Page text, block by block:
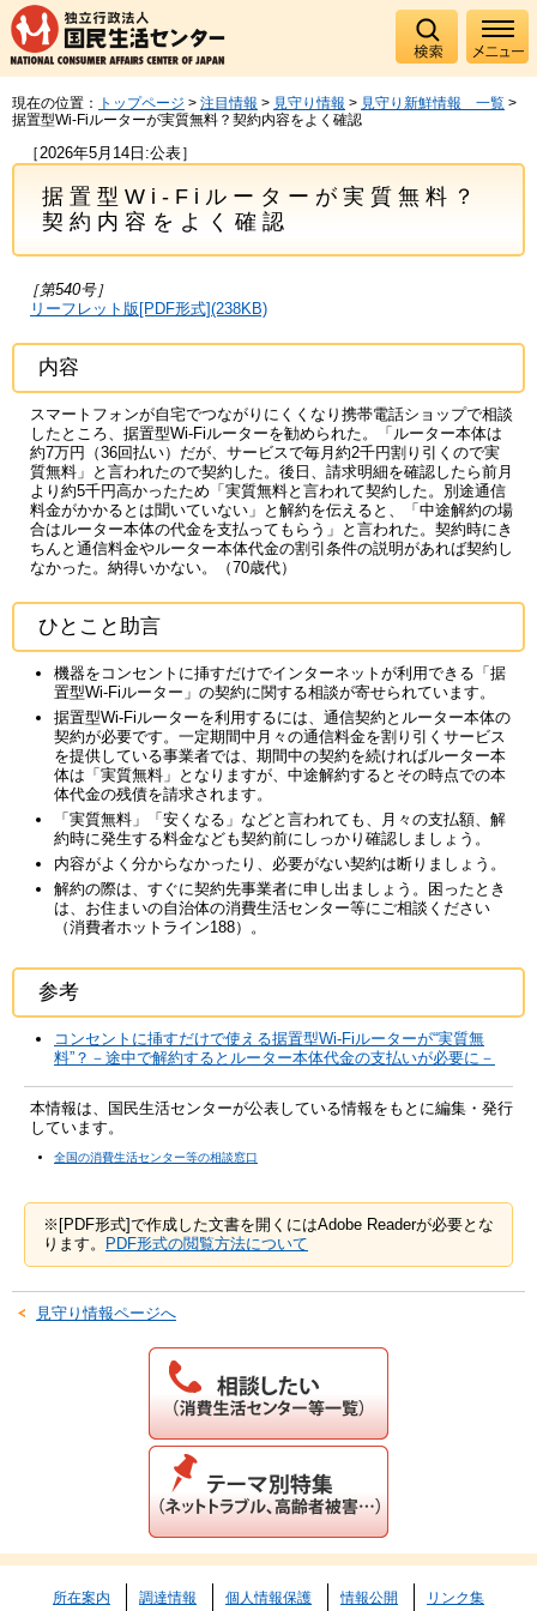
現在の位置： トップページ > 注目情報 > 見守り情報 > 見守り新鮮情報 一覧 >
据置型Wi-Fiルーターが実質無料？契約内容をよく確認
［2026年5月14日:公表］
据置型Wi-Fiルーターが実質無料？
契約内容をよく確認
［第540号］
リーフレット版[PDF形式](238KB)
内容
スマートフォンが自宅でつながりにくくなり携帯電話ショップで相談
したところ、据置型Wi-Fiルーターを勧められた。「ルーター本体は
約7万円（36回払い）だが、サービスで毎月約2千円割り引くので実
質無料」と言われたので契約した。後日、請求明細を確認したら前月
より約5千円高かったため「実質無料と言われて契約した。別途通信
料金がかかるとは聞いていない」と解約を伝えると、「中途解約の場
合はルーター本体の代金を支払ってもらう」と言われた。契約時にき
ちんと通信料金やルーター本体代金の割引条件の説明があれば契約し
なかった。納得いかない。（70歳代）
ひとこと助言
機器をコンセントに挿すだけでインターネットが利用できる「据
置型Wi-Fiルーター」の契約に関する相談が寄せられています。
据置型Wi-Fiルーターを利用するには、通信契約とルーター本体の
契約が必要です。一定期間中月々の通信料金を割り引くサービス
を提供している事業者では、期間中の契約を続ければルーター本
体は「実質無料」となりますが、中途解約するとその時点での本
体代金の残債を請求されます。
「実質無料」「安くなる」などと言われても、月々の支払額、解
約時に発生する料金なども契約前にしっかり確認しましょう。
内容がよく分からなかったり、必要がない契約は断りましょう。
解約の際は、すぐに契約先事業者に申し出ましょう。困ったとき
は、お住まいの自治体の消費生活センター等にご相談ください
（消費者ホットライン188）。
参考
コンセントに挿すだけで使える据置型Wi-Fiルーターが“実質無
料”？－途中で解約するとルーター本体代金の支払いが必要に－
本情報は、国民生活センターが公表している情報をもとに編集・発行
しています。
全国の消費生活センター等の相談窓口
※[PDF形式]で作成した文書を開くにはAdobe Readerが必要とな
ります。 PDF形式の閲覧方法について
見守り情報ページへ
所在案内 調達情報 個人情報保護 情報公開 リンク集